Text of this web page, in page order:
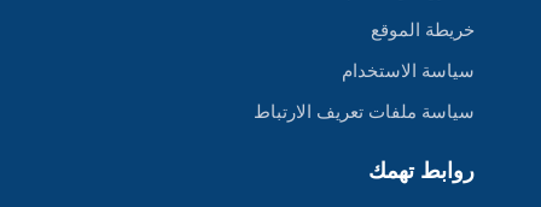
خريطة الموقع
سياسة الاستخدام
سياسة ملفات تعريف الارتباط
روابط تهمك